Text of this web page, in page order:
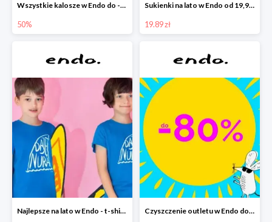
Wszystkie kalosze w Endo do -50%
50%
Sukienki na lato w Endo od 19,90 zł
19.89 zł
Najlepsze na lato w Endo - t-shirty od 9,90 zł i krótkie spodenki od 19,90 zł Czyszczenie outletu w Endo do -80%